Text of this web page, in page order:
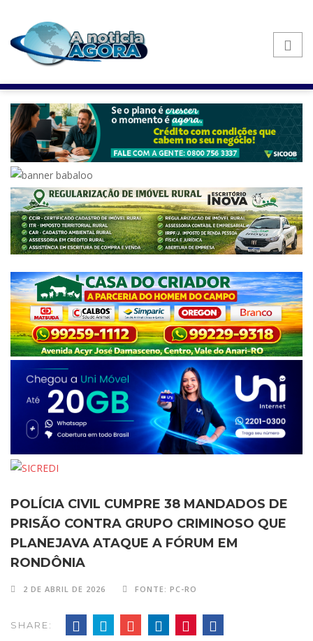
POLÍCIA CIVIL CUMPRE 38 MANDADOS DE
PRISÃO CONTRA GRUPO CRIMINOSO QUE
PLANEJAVA ATAQUE A FÓRUM EM
RONDÔNIA
2 DE ABRIL DE 2026 FONTE: PC-RO
SHARE: